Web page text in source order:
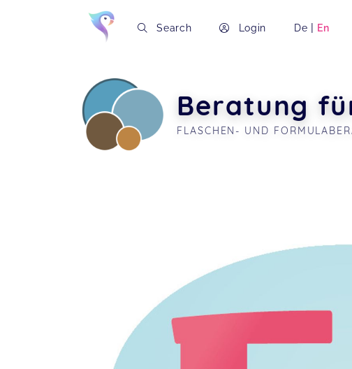
Search Login De | En
Beratung
FLASCHEN- UND